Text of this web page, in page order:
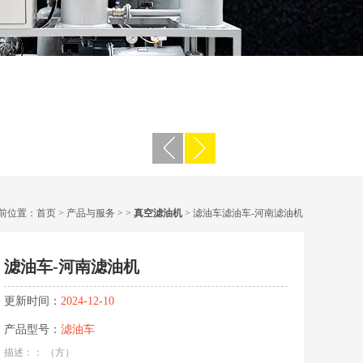
位置： 首页 > 产品与服务 > > 真空滤油机> 滤油车滤油车-河南滤油机
滤油车-河南滤油机
更新时间： 2024-12-10
产品型号： 滤油车
描述：： （方）